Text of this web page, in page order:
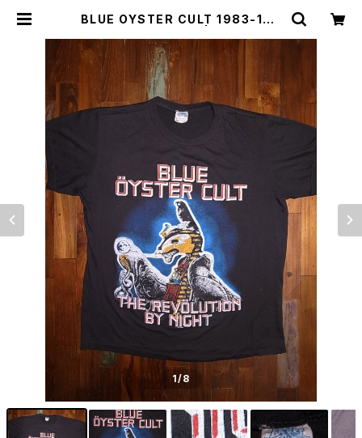
BLUE OYSTER CULT 1983-198
ヴァイン）
1/8